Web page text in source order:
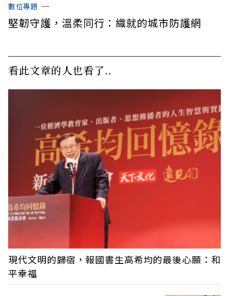
數位專題
堅韌守護，溫柔同行：織就的城市防護網
看此文章的人也看了..
現代文明的歸宿，報國書生高希均的最後心願：和
平幸福